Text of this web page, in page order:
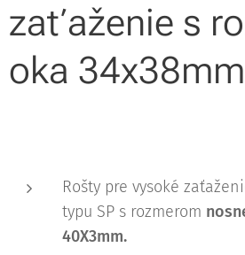
zaťaženie s
oka
Rošty pre vysoké
typu SP s rozmerom
40X3mm.